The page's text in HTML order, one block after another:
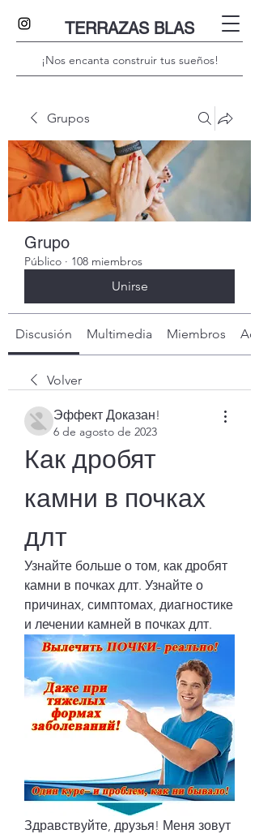
TERRAZAS BLAS
¡Nos encanta construir tus sueños!
Grupos
Grupo
Público · 108 miembros
Unirse
Discusión Multimedia Miembros
Volver
Эффект Доказан!
6 de agosto de 2023
Как дробят
камни в почках
длт
Узнайте больше о том, как дробят
камни в почках длт. Узнайте о
причинах, симптомах, диагностике
и лечении камней в почках длт.
Здравствуйте, друзья! Меня зовут